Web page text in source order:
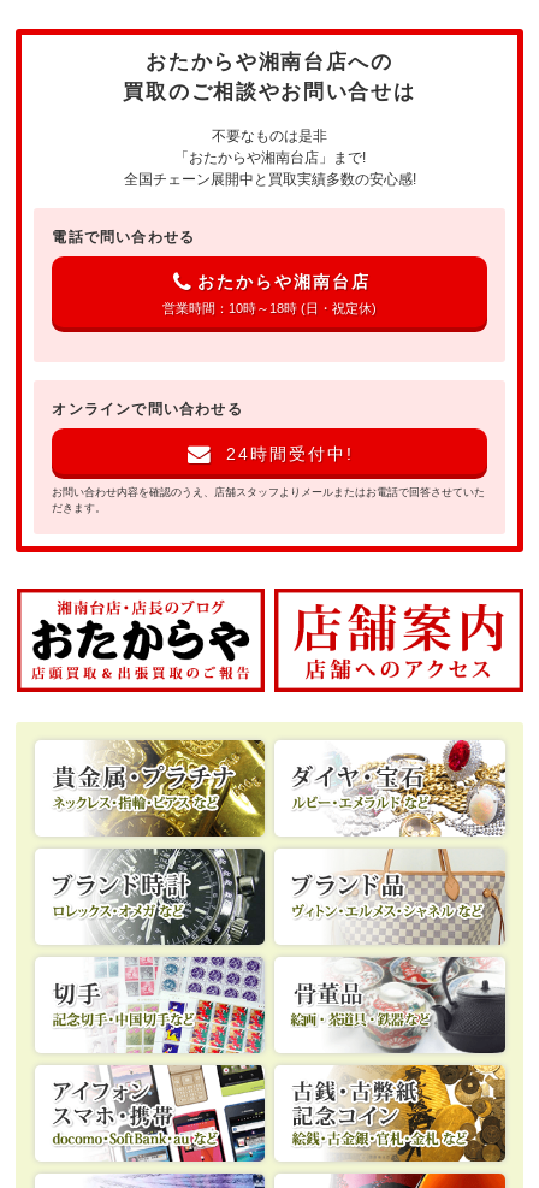
おたからや湘南台店への
買取のご相談やお問い合せは
不要なものは是非
「おたからや湘南台店」まで!
全国チェーン展開中と買取実績多数の安心感!
電話で問い合わせる
おたからや湘南台店
営業時間：10時～18時 (日・祝定休)
オンラインで問い合わせる
24時間受付中!
お問い合わせ内容を確認のうえ、店舗スタッフよりメールまたはお電話で回答させていた
だきます。